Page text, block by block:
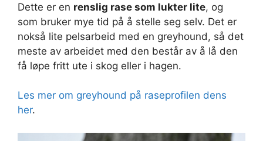
Dette er en renslig rase som lukter lite, og
som bruker mye tid på å stelle seg selv. Det er
nokså lite pelsarbeid med en greyhound, så det
meste av arbeidet med den består av å lå den
få løpe fritt ute i skog eller i hagen.
Les mer om greyhound på raseprofilen dens
her.